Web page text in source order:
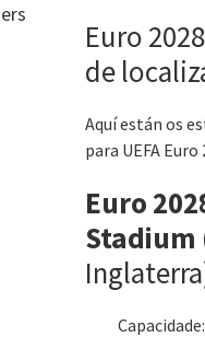
Euro
de
Aquí están os
para UEFA Euro
Euro
Stadium